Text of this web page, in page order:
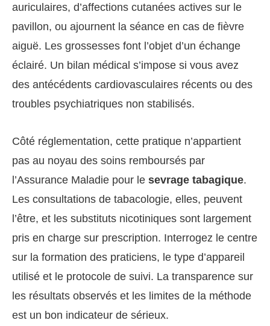
auriculaires, d’affections cutanées actives sur le
pavillon, ou ajournent la séance en cas de fièvre
aiguë. Les grossesses font l’objet d’un échange
éclairé. Un bilan médical s’impose si vous avez
des antécédents cardiovasculaires récents ou des
troubles psychiatriques non stabilisés.
Côté réglementation, cette pratique n’appartient
pas au noyau des soins remboursés par
l’Assurance Maladie pour le sevrage tabagique.
Les consultations de tabacologie, elles, peuvent
l’être, et les substituts nicotiniques sont largement
pris en charge sur prescription. Interrogez le centre
sur la formation des praticiens, le type d’appareil
utilisé et le protocole de suivi. La transparence sur
les résultats observés et les limites de la méthode
est un bon indicateur de sérieux.